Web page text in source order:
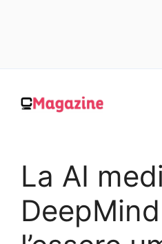
contenuto
La AI